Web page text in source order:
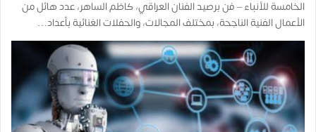
الخامسة للأنباء – فن برصيد الفنان العراقي، كاظم الساهر، عدد هائل من
الأعمال الفنية الناجحة، بمختلف المجالات، والحفلات الغنائية بأعداد…